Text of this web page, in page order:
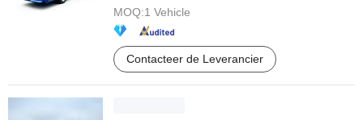
MOQ:1 Vehicle
Contacteer de Leverancier